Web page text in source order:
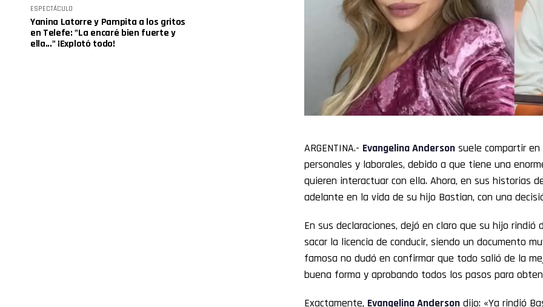
ESPECTÁCULO
Yanina Latorre y Pampita a los gritos
en Telefe: "La encaré bien fuerte y
ella..." ¡Explotó todo!
ARGENTINA.- Evangelina Anderson suele compartir
personales y laborales, debido a que tiene una
quieren interactuar con ella. Ahora, en sus historias
adelante en la vida de su hijo Bastian, con una
En sus declaraciones, dejó en claro que su hijo rindió
sacar la licencia de conducir, siendo un documento
famosa no dudó en confirmar que todo salió de la
buena forma y aprobando todos los pasos para
Exactamente, Evangelina Anderson dijo: «Ya rindió